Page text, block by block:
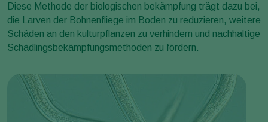
Diese Methode der biologischen bekämpfung trägt dazu bei,
die Larven der Bohnenfliege im Boden zu reduzieren, weitere
Schäden an den kulturpflanzen zu verhindern und nachhaltige
Schädlingsbekämpfungsmethoden zu fördern.